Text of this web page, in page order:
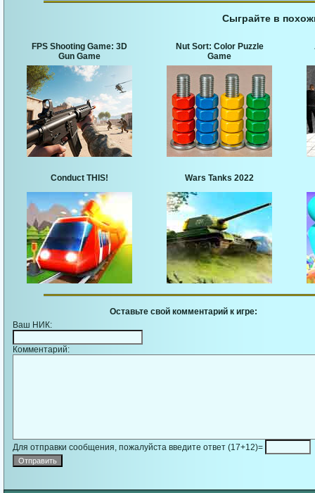
Сыграйте в
FPS Shooting Game: 3D
Gun Game
Nut Sort: Color Puzzle
Game
Conduct THIS! Wars Tanks 2022
Оставьте свой комментарий к игре:
Ваш НИК:
Комментарий:
Для отправки сообщения, пожалуйста введите ответ (17+12)=